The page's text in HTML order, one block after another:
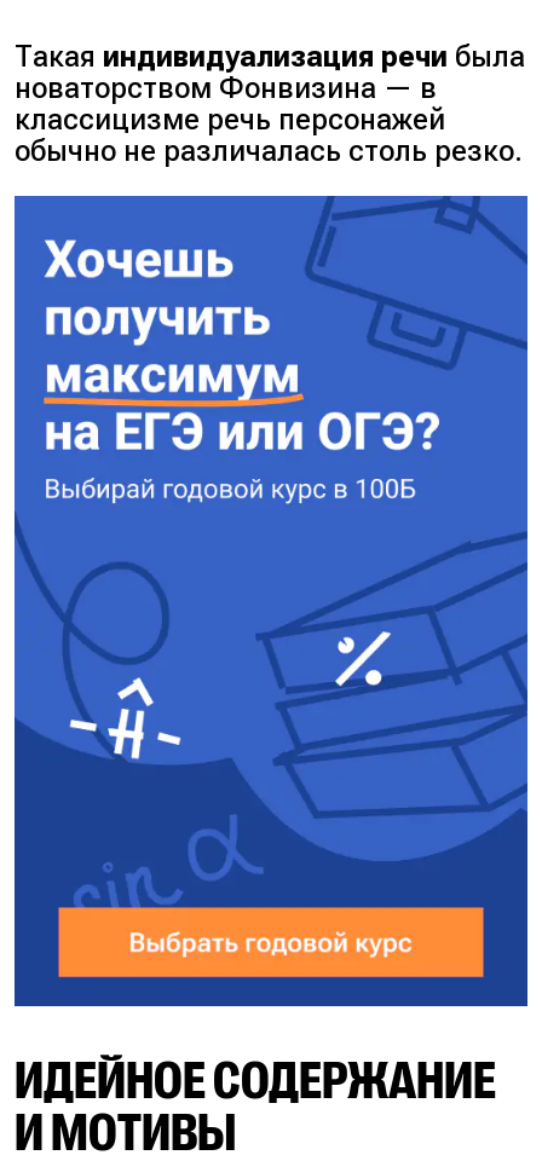
Такая индивидуализация речи была
новаторством Фонвизина — в
классицизме речь персонажей
обычно не различалась столь резко.
ИДЕЙНОЕ СОДЕРЖАНИЕ
И МОТИВЫ